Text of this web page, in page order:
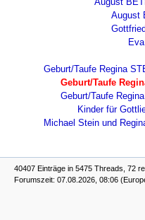
August
Geburt/Taufe Regina
Geburt/Taufe
Geburt/Taufe
Kinder für
Michael Stein und
40407 Einträge in 5475 Threads, 72
Forumszeit: 07.08.2026, 08:06